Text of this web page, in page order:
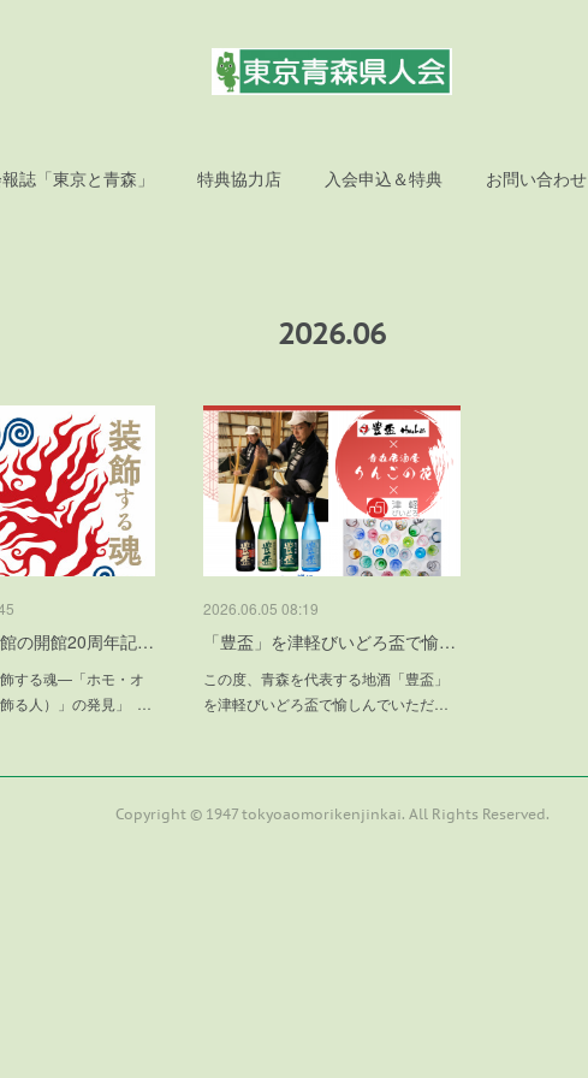
誌「東京と青森」 特典協力店 入会申込＆特典 お問い合わせ
2026.06
の開館20周年記…
する魂—「ホモ・オ
る人）」の発見」 …
2026.06.05 08:19
「豊盃」を津軽びいどろ盃で愉…
この度、青森を代表する地酒「豊盃」
を津軽びいどろ盃で愉しんでいただ…
Copyright © 1947 tokyoaomorikenjinkai. All Rights Reserved.